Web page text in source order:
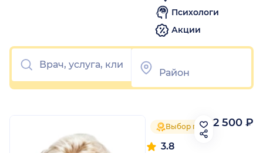
Психологи
Акции
Выбор пациентов 2024
3.8
2 500 ₽